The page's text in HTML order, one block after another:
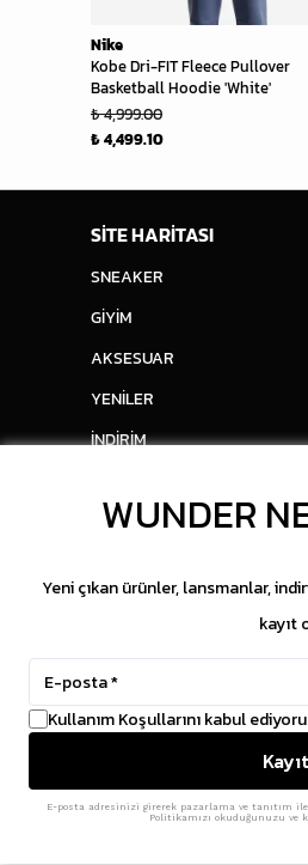
Nike
Kobe Dri-FIT Fleece Pullover
Basketball Hoodie 'White'
₺ 4,999.00
₺ 4,499.10
SİTE HARİTASI
SNEAKER
GİYİM
AKSESUAR
YENİLER
İNDİRİM
Copyright © 2026
WUNDER
Yeni çıkan ürünler, lansmanlar,
kayıt
Kullanım Koşullarını kabul
E-posta adresinizi girerek pazarlama ve tanıtım
Politikamızı okuduğunuzu ve